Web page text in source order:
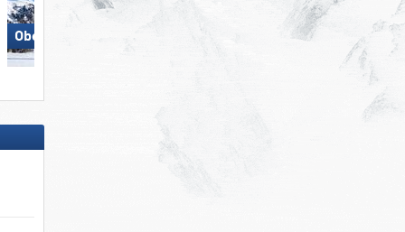
Obereggen San Martino di Castrozza